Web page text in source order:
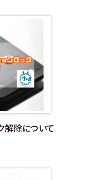
解除について